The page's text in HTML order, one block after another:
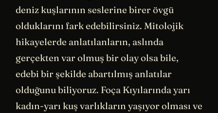
deniz kuşlarının seslerine birer övgü
olduklarını fark edebilirsiniz. Mitolojik
hikayelerde anlatılanların, aslında
gerçekten var olmuş bir olay olsa bile,
edebi bir şekilde abartılmış anlatılar
olduğunu biliyoruz. Foça Kıyılarında yarı
kadın-yarı kuş varlıkların yaşıyor olması ve